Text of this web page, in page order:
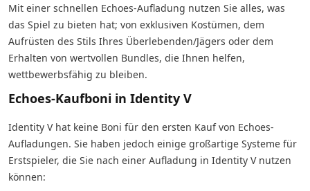
Mit einer schnellen Echoes-Aufladung nutzen Sie alles, was
das Spiel zu bieten hat; von exklusiven Kostümen, dem
Aufrüsten des Stils Ihres Überlebenden/Jägers oder dem
Erhalten von wertvollen Bundles, die Ihnen helfen,
wettbewerbsfähig zu bleiben.
Echoes-Kaufboni in Identity V
Identity V hat keine Boni für den ersten Kauf von Echoes-
Aufladungen. Sie haben jedoch einige großartige Systeme für
Erstspieler, die Sie nach einer Aufladung in Identity V nutzen
können: